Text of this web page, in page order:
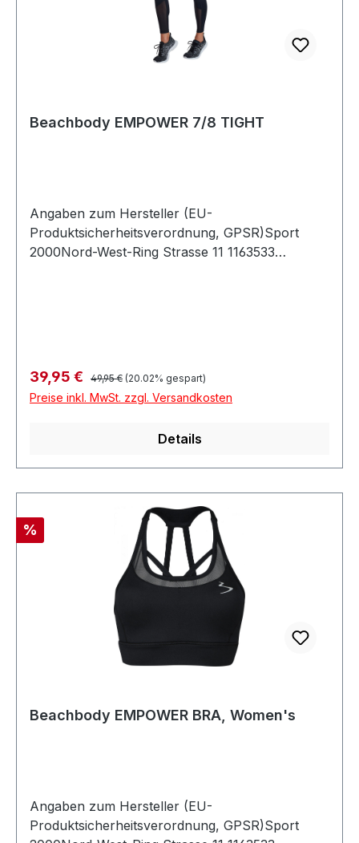
Beachbody EMPOWER 7/8 TIGHT
Angaben zum Hersteller (EU-
Produktsicherheitsverordnung, GPSR)Sport
2000Nord-West-Ring Strasse 11 1163533
Verkaufspreis:
39,95 € Regulärer Preis:
49,95 € (20.02% gespart)
Preise inkl. MwSt. zzgl. Versandkosten
Details
Rabatt
%
Beachbody EMPOWER BRA, Women's
Angaben zum Hersteller (EU-
Produktsicherheitsverordnung, GPSR)Sport